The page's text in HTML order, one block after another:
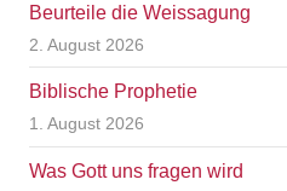
Beurteile die Weissagung
2. August 2026
Biblische Prophetie
1. August 2026
Was Gott uns fragen wird